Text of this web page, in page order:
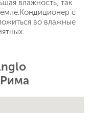
влажность, так
с
во влажные